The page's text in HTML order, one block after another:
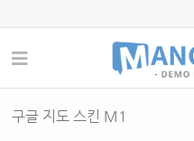
구글 지도 스킨 M1